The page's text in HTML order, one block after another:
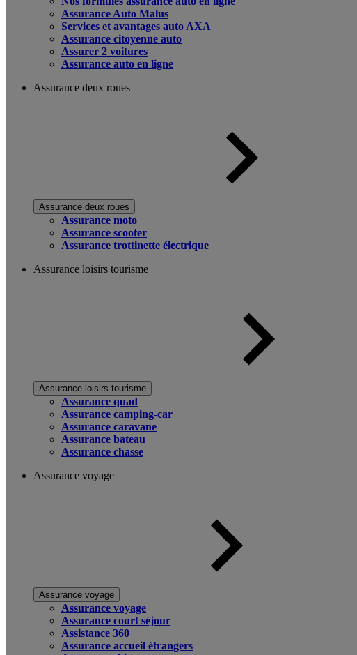
Assurance Auto Malus
Services et avantages auto AXA
Assurance citoyenne auto
Assurer 2 voitures
Assurance auto en ligne
Assurance deux roues
Assurance deux roues
Assurance moto
Assurance scooter
Assurance trottinette électrique
Assurance loisirs tourisme
Assurance loisirs tourisme
Assurance quad
Assurance camping-car
Assurance caravane
Assurance bateau
Assurance chasse
Assurance voyage
Assurance voyage
Assurance voyage
Assurance court séjour
Assistance 360
Assurance accueil étrangers